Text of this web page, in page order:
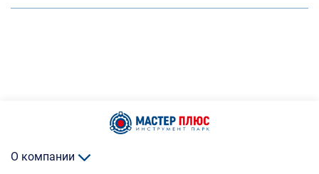
О компании